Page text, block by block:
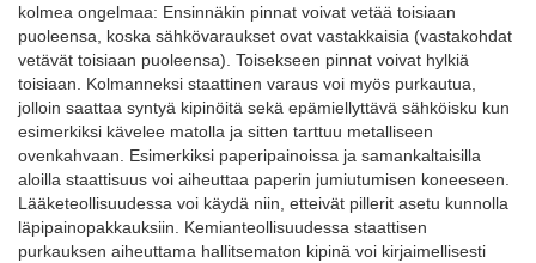
kolmea ongelmaa: Ensinnäkin pinnat voivat vetää toisiaan
puoleensa, koska sähkövaraukset ovat vastakkaisia (vastakohdat
vetävät toisiaan puoleensa). Toisekseen pinnat voivat hylkiä
toisiaan. Kolmanneksi staattinen varaus voi myös purkautua,
jolloin saattaa syntyä kipinöitä sekä epämiellyttävä sähköisku kun
esimerkiksi kävelee matolla ja sitten tarttuu metalliseen
ovenkahvaan. Esimerkiksi paperipainoissa ja samankaltaisilla
aloilla staattisuus voi aiheuttaa paperin jumiutumisen koneeseen.
Lääketeollisuudessa voi käydä niin, etteivät pillerit asetu kunnolla
läpipainopakkauksiin. Kemianteollisuudessa staattisen
purkauksen aiheuttama hallitsematon kipinä voi kirjaimellisesti